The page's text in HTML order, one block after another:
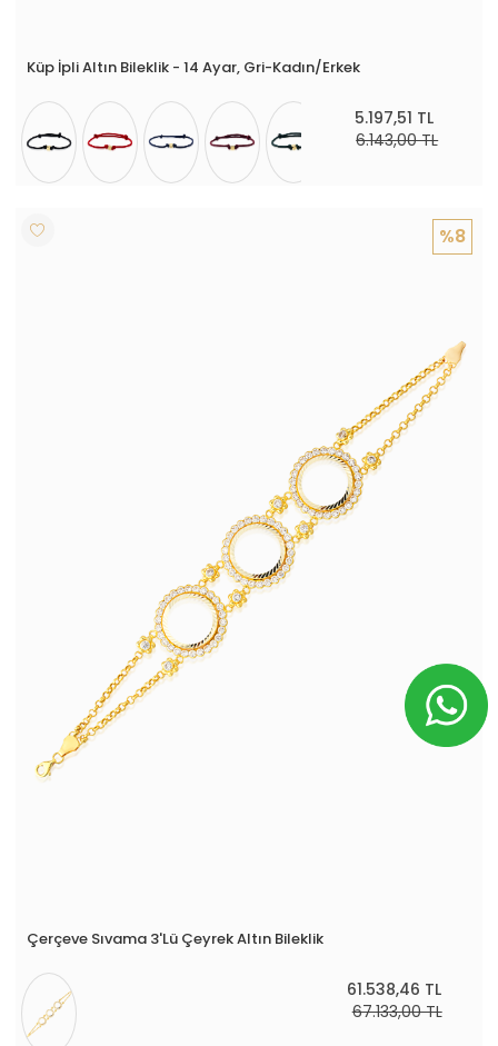
Küp İpli Altın Bileklik - 14 Ayar, Gri-Kadın/Erkek
5.197,51 TL
6.143,00 TL
Çerçeve Sıvama 3'lü Çeyrek Altın Bileklik
61.538,46 TL
67.133,00 TL
%8